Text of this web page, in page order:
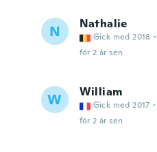
N Nathalie
Gick med 2018 ·
för 2 år sen
W William
Gick med 2017 ·
för 2 år sen